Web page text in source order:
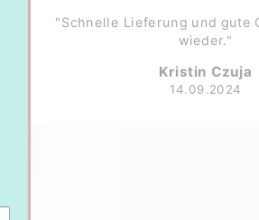
"Schnelle Lieferung und gute
wieder."
Kristin Czuja
14.09.2024